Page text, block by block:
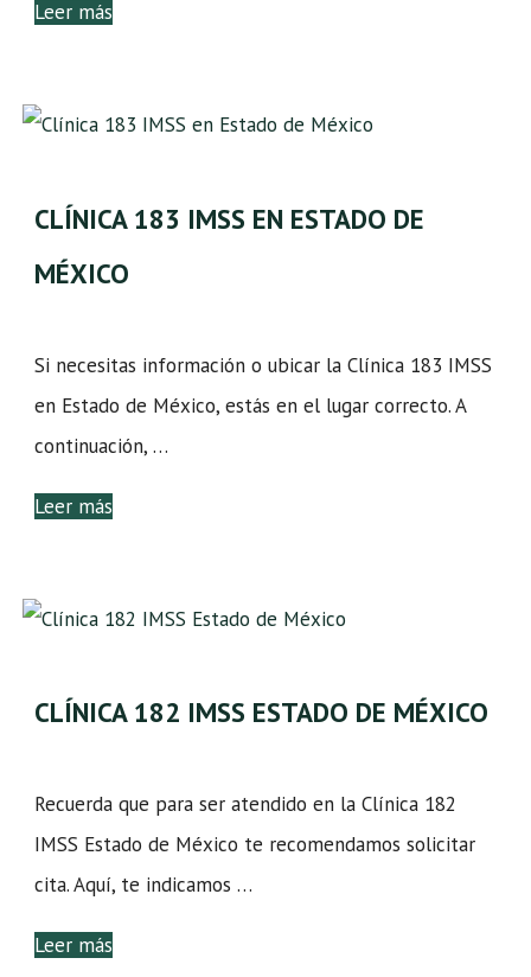
Leer más
CLÍNICA 183 IMSS EN ESTADO DE
MÉXICO
Si necesitas información o ubicar la Clínica 183 IMSS
en Estado de México, estás en el lugar correcto. A
continuación, …
Leer más
CLÍNICA 182 IMSS ESTADO DE MÉXICO
Recuerda que para ser atendido en la Clínica 182
IMSS Estado de México te recomendamos solicitar
cita. Aquí, te indicamos …
Leer más